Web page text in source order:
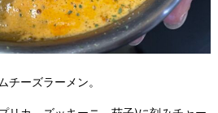
チーズラーメン。